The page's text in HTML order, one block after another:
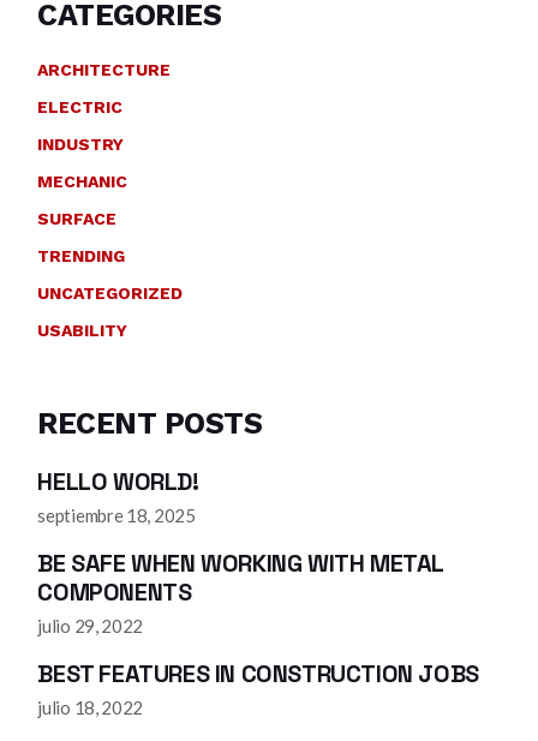
CATEGORIES
ARCHITECTURE
ELECTRIC
INDUSTRY
MECHANIC
SURFACE
TRENDING
UNCATEGORIZED
USABILITY
RECENT POSTS
HELLO WORLD!
septiembre 18, 2025
BE SAFE WHEN WORKING WITH METAL
COMPONENTS
julio 29, 2022
BEST FEATURES IN CONSTRUCTION JOBS
julio 18, 2022